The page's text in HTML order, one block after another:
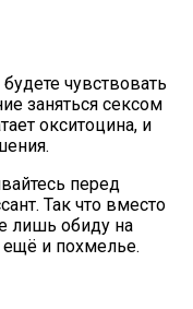
чувствовать
заняться сексом
окситоцина, и
перед
Так что вместо
лишь обиду на
и похмелье.